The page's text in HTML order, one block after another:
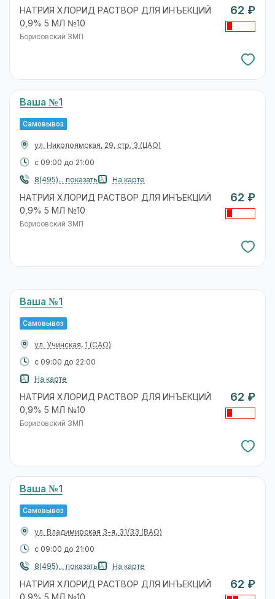
НАТРИЯ ХЛОРИД РАСТВОР ДЛЯ ИНЪЕКЦИЙ
0,9% 5 МЛ №10
Борисовский ЗМП
62 ₽
Ваша №1
Самовывоз
ул. Николоямская, 29, стр. 3 (ЦАО)
с 09:00 до 21:00
8(495)... показать
На карте
НАТРИЯ ХЛОРИД РАСТВОР ДЛЯ ИНЪЕКЦИЙ
0,9% 5 МЛ №10
Борисовский ЗМП
62 ₽
Ваша №1
Самовывоз
ул. Учинская, 1 (САО)
с 09:00 до 22:00
На карте
НАТРИЯ ХЛОРИД РАСТВОР ДЛЯ ИНЪЕКЦИЙ
0,9% 5 МЛ №10
Борисовский ЗМП
62 ₽
Ваша №1
Самовывоз
ул. Владимирская 3-я, 31/33 (ВАО)
с 09:00 до 21:00
8(495)... показать
На карте
НАТРИЯ ХЛОРИД РАСТВОР ДЛЯ ИНЪЕКЦИЙ
62 ₽